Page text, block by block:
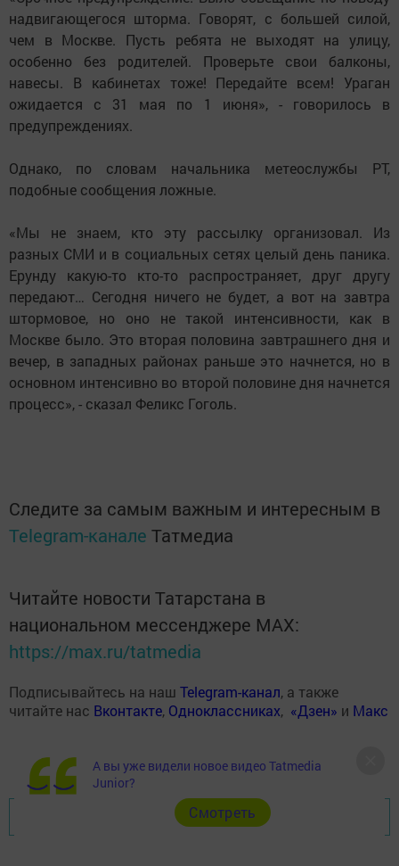
надвигающегося шторма. Говорят, с большей силой,
чем в Москве. Пусть ребята не выходят на улицу,
особенно без родителей. Проверьте свои балконы,
навесы. В кабинетах тоже! Передайте всем! Ураган
ожидается с 31 мая по 1 июня», - говорилось в
предупреждениях.
Однако, по словам начальника метеослужбы РТ,
подобные сообщения ложные.
«Мы не знаем, кто эту рассылку организовал. Из
разных СМИ и в социальных сетях целый день паника.
Ерунду какую-то кто-то распространяет, друг другу
передают… Сегодня ничего не будет, а вот на завтра
штормовое, но оно не такой интенсивности, как в
Москве было. Это вторая половина завтрашнего дня и
вечер, в западных районах раньше это начнется, но в
основном интенсивно во второй половине дня начнется
процесс», - сказал Феликс Гоголь.
Следите за самым важным и интересным в
Telegram-канале Татмедиа
Читайте новости Татарстана в
национальном мессенджере MАХ:
https://max.ru/tatmedia
Подписывайтесь на наш Telegram-канал, а также
читайте нас Вконтакте, Одноклассниках, «Дзен» и Макс
Перейти на страницу новости
А вы уже видели новое видео Tatmedia
Junior?
Cмотреть